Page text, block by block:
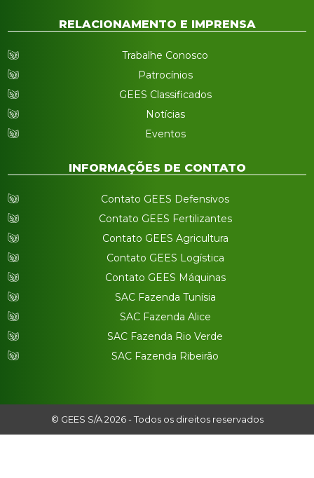
RELACIONAMENTO E IMPRENSA
Trabalhe Conosco
Patrocínios
GEES Classificados
Notícias
Eventos
INFORMAÇÕES DE CONTATO
Contato GEES Defensivos
Contato GEES Fertilizantes
Contato GEES Agricultura
Contato GEES Logística
Contato GEES Máquinas
SAC Fazenda Tunísia
SAC Fazenda Alice
SAC Fazenda Rio Verde
SAC Fazenda Ribeirão
© GEES S/A 2026 - Todos os direitos reservados